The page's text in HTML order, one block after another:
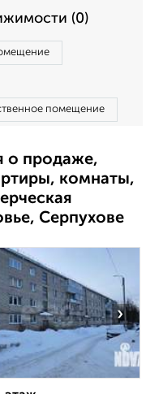
(0)
помещение
о продаже,
комнаты,
Серпухове
›